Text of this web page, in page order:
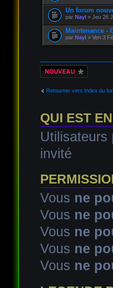
Un forum
par Nayl» Jeu 26
Maintenance -
par Nayl» Ven 3
Écrire un nouveau
sujet
Retourner vers Index du
QUI EST
Utilisateurs
invité
Vous ne
Vous ne
Vous ne
Vous ne
Vous ne